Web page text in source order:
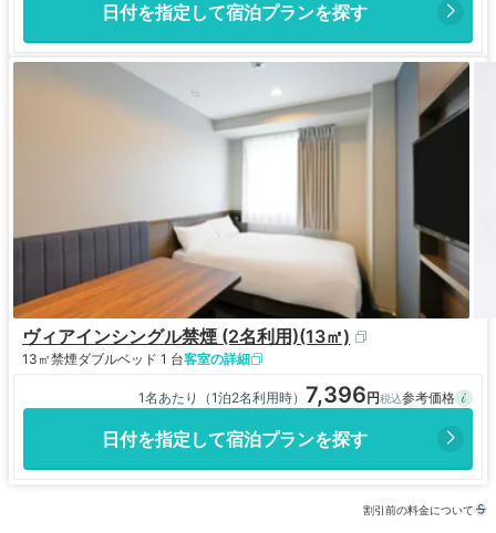
日付を指定して宿泊プランを探す
ヴィアインシングル禁煙 (2名利用)(13㎡)
13㎡禁煙ダブルベッド 1 台客室の詳細
1名あたり（1泊2名利用時） 7,396
日付を指定して宿泊プランを探す
割引前の料金について